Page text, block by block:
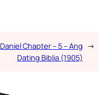
Daniel Chapter – 5 – Ang
Dating Biblia (1905)
→